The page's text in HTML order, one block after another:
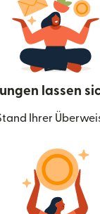
lassen
Ihrer